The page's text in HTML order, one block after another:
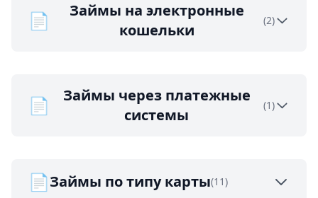
📄
Займы на электронные
кошельки
(2)
📄
Займы через платежные
системы
(1)
📄Займы по типу карты(11)